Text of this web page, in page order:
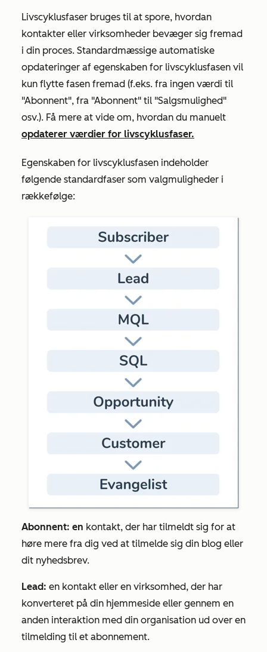
Livscyklusfaser bruges til at spore, hvordan
kontakter eller virksomheder bevæger sig fremad
i din proces. Standardmæssige automatiske
opdateringer af egenskaben for livscyklusfasen vil
kun flytte fasen fremad (f.eks. fra ingen værdi til
"Abonnent", fra "Abonnent" til "Salgsmulighed"
osv.). Få mere at vide om, hvordan du manuelt
opdaterer værdier for livscyklusfaser.
Egenskaben for livscyklusfasen indeholder
følgende standardfaser som valgmuligheder i
rækkefølge:
Abonnent: en kontakt, der har tilmeldt sig for at
høre mere fra dig ved at tilmelde sig din blog eller
dit nyhedsbrev.
Lead: en kontakt eller en virksomhed, der har
konverteret på din hjemmeside eller gennem en
anden interaktion med din organisation ud over en
tilmelding til et abonnement.